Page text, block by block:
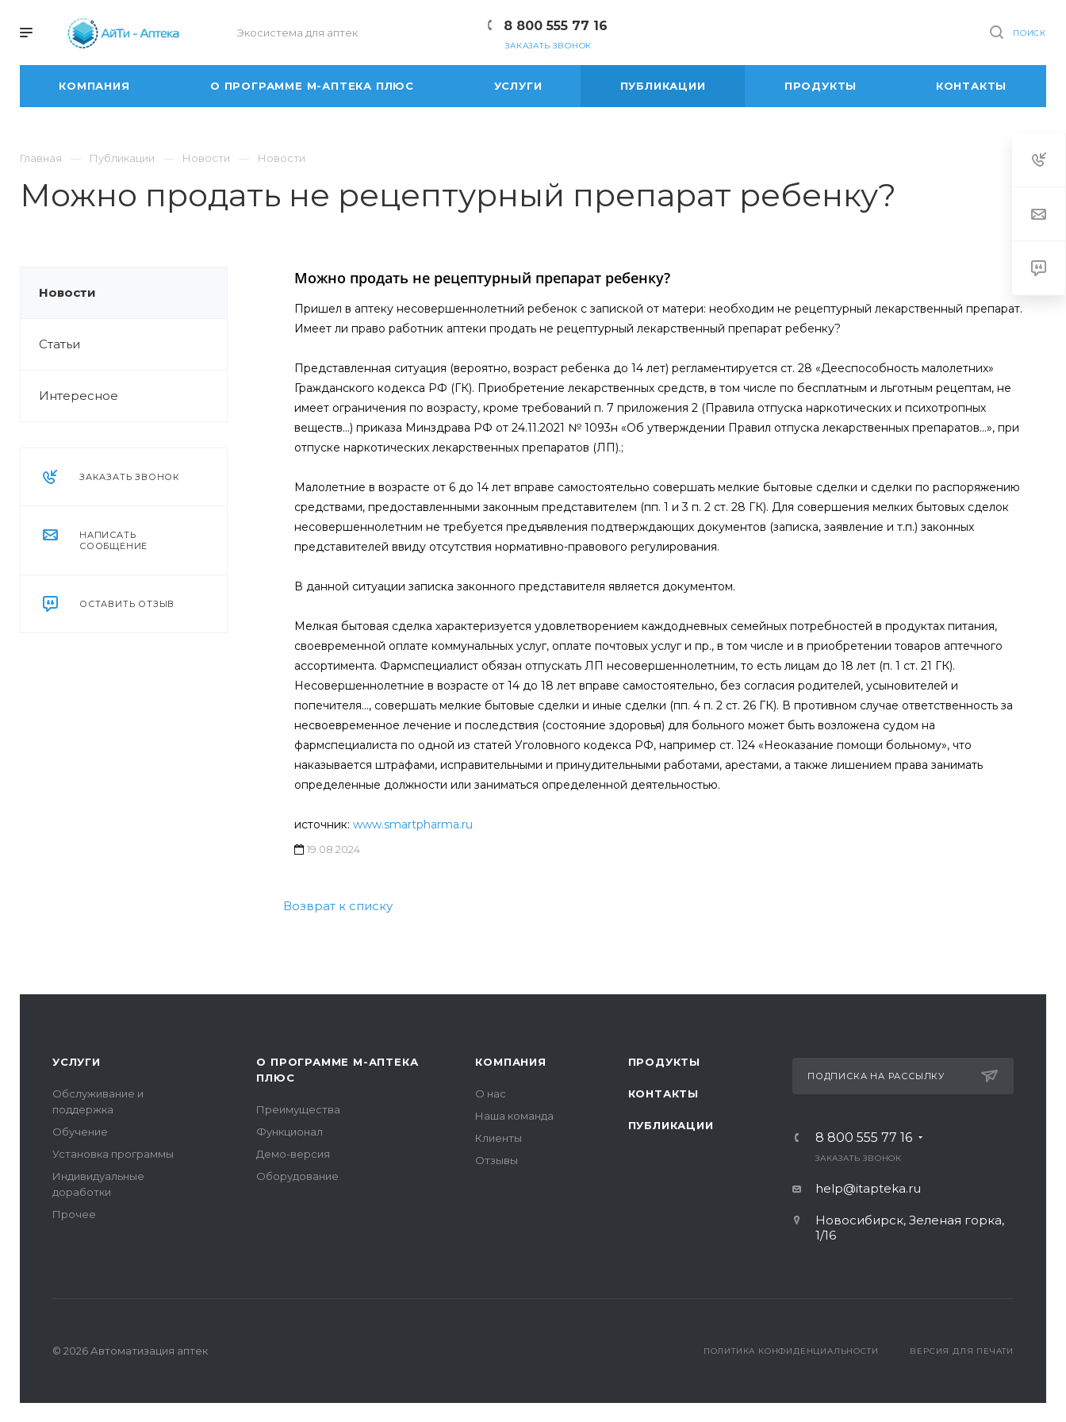
Экосистема для аптек 8 800 555 77 16
ЗАКАЗАТЬ ЗВОНОК
ПОИСК
КОМПАНИЯ О ПРОГРАММЕ М-АПТЕКА ПЛЮС УСЛУГИ ПУБЛИКАЦИИ ПРОДУКТЫ КОНТАКТЫ
Главная Публикации Новости Новости
Можно продать не рецептурный препарат ребенку?
Новости
Статьи
Интересное
ЗАКАЗАТЬ ЗВОНОК
НАПИСАТЬ
СООБЩЕНИЕ
ОСТАВИТЬ ОТЗЫВ
Можно продать не рецептурный препарат ребенку?
Пришел в аптеку несовершеннолетний ребенок с запиской от матери: необходим не рецептурный лекарственный препарат.
Имеет ли право работник аптеки продать не рецептурный лекарственный препарат ребенку?
Представленная ситуация (вероятно, возраст ребенка до 14 лет) регламентируется ст. 28 «Дееспособность малолетних»
Гражданского кодекса РФ (ГК). Приобретение лекарственных средств, в том числе по бесплатным и льготным рецептам, не
имеет ограничения по возрасту, кроме требований п. 7 приложения 2 (Правила отпуска наркотических и психотропных
веществ…) приказа Минздрава РФ от 24.11.2021 № 1093н «Об утверждении Правил отпуска лекарственных препаратов…», при
отпуске наркотических лекарственных препаратов (ЛП).;
Малолетние в возрасте от 6 до 14 лет вправе самостоятельно совершать мелкие бытовые сделки и сделки по распоряжению
средствами, предоставленными законным представителем (пп. 1 и 3 п. 2 ст. 28 ГК). Для совершения мелких бытовых сделок
несовершеннолетним не требуется предъявления подтверждающих документов (записка, заявление и т.п.) законных
представителей ввиду отсутствия нормативно-правового регулирования.
В данной ситуации записка законного представителя является документом.
Мелкая бытовая сделка характеризуется удовлетворением каждодневных семейных потребностей в продуктах питания,
своевременной оплате коммунальных услуг, оплате почтовых услуг и пр., в том числе и в приобретении товаров аптечного
ассортимента. Фармспециалист обязан отпускать ЛП несовершеннолетним, то есть лицам до 18 лет (п. 1 ст. 21 ГК).
Несовершеннолетние в возрасте от 14 до 18 лет вправе самостоятельно, без согласия родителей, усыновителей и
попечителя…, совершать мелкие бытовые сделки и иные сделки (пп. 4 п. 2 ст. 26 ГК). В противном случае ответственность за
несвоевременное лечение и последствия (состояние здоровья) для больного может быть возложена судом на
фармспециалиста по одной из статей Уголовного кодекса РФ, например ст. 124 «Неоказание помощи больному», что
наказывается штрафами, исправительными и принудительными работами, арестами, а также лишением права занимать
определенные должности или заниматься определенной деятельностью.
источник: www.smartpharma.ru
19.08.2024
Возврат к списку
УСЛУГИ
Обслуживание и
поддержка
Обучение
Установка программы
Индивидуальные
доработки
Прочее
О ПРОГРАММЕ М-АПТЕКА
ПЛЮС
Преимущества
Функционал
Демо-версия
Оборудование
КОМПАНИЯ
О нас
Наша команда
Клиенты
Отзывы
ПРОДУКТЫ
КОНТАКТЫ
ПУБЛИКАЦИИ
ПОДПИСКА НА РАССЫЛКУ
8 800 555 77 16
ЗАКАЗАТЬ ЗВОНОК
help@itapteka.ru
Новосибирск, Зеленая горка,
1/16
ВЕРСИЯ ДЛЯ ПЕЧАТИ
ПОЛИТИКА КОНФИДЕНЦИАЛЬНОСТИ
© 2026 Автоматизация аптек